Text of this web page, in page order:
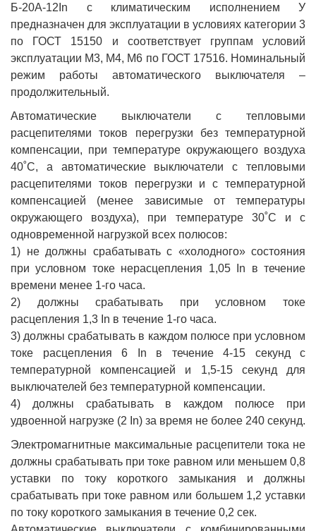
Б-20А-12In с климатическим исполнением У
предназначен для эксплуатации в условиях категории 3
по ГОСТ 15150 и соответствует группам условий
эксплуатации М3, М4, М6 по ГОСТ 17516. Номинальный
режим работы автоматического выключателя –
продолжительный.
Автоматические выключатели с тепловыми
расцепителями токов перегрузки без температурной
компенсации, при температуре окружающего воздуха
40˚С, а автоматические выключатели с тепловыми
расцепителями токов перегрузки и с температурной
компенсацией (менее зависимые от температуры
окружающего воздуха), при температуре 30˚С и с
одновременной нагрузкой всех полюсов:
1) не должны срабатывать с «холодного» состояния
при условном токе нерасцепления 1,05 In в течение
времени менее 1-го часа.
2) должны срабатывать при условном токе
расцепления 1,3 In в течение 1-го часа.
3) должны срабатывать в каждом полюсе при условном
токе расцепления 6 In в течение 4-15 секунд с
температурной компенсацией и 1,5-15 секунд для
выключателей без температурной компенсации.
4) должны срабатывать в каждом полюсе при
удвоенной нагрузке (2 In) за время не более 240 секунд.
Электромагнитные максимальные расцепители тока не
должны срабатывать при токе равном или меньшем 0,8
уставки по току короткого замыкания и должны
срабатывать при токе равном или большем 1,2 уставки
по току короткого замыкания в течение 0,2 сек.